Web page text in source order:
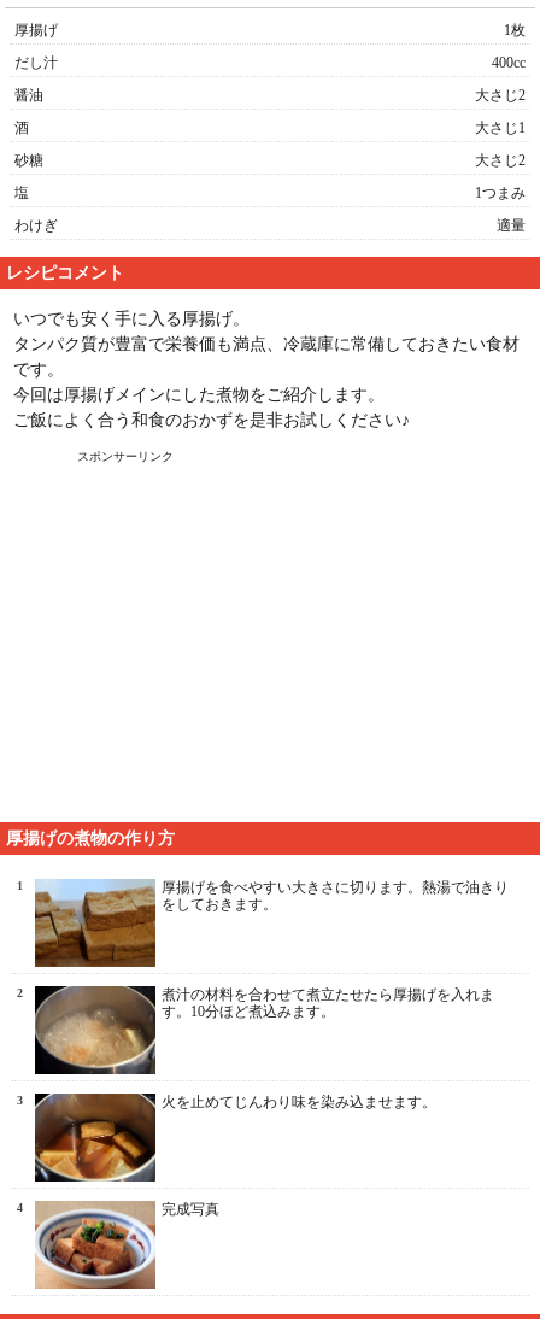
厚揚げ
1枚
だし汁
400cc
醤油
大さじ2
酒
大さじ1
砂糖
大さじ2
塩
1つまみ
わけぎ
適量
レシピコメント
いつでも安く手に入る厚揚げ。
タンパク質が豊富で栄養価も満点、冷蔵庫に常備しておきたい食材
です。
今回は厚揚げメインにした煮物をご紹介します。
ご飯によく合う和食のおかずを是非お試しください♪
スポンサーリンク
厚揚げの煮物の作り方
1
厚揚げを食べやすい大きさに切ります。熱湯で油きり
をしておきます。
2
煮汁の材料を合わせて煮立たせたら厚揚げを入れま
す。10分ほど煮込みます。
3 火を止めてじんわり味を染み込ませます。
4 完成写真